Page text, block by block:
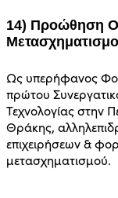
14) Προώθηση
Ως υπερήφανος
πρώτου
Τεχνολογίας στην
Θράκης,
επιχειρήσεων &
μετασχηματισμού.